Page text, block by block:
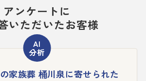
アンケートに
いただいたお客様
家族葬 桶川泉に寄せられた